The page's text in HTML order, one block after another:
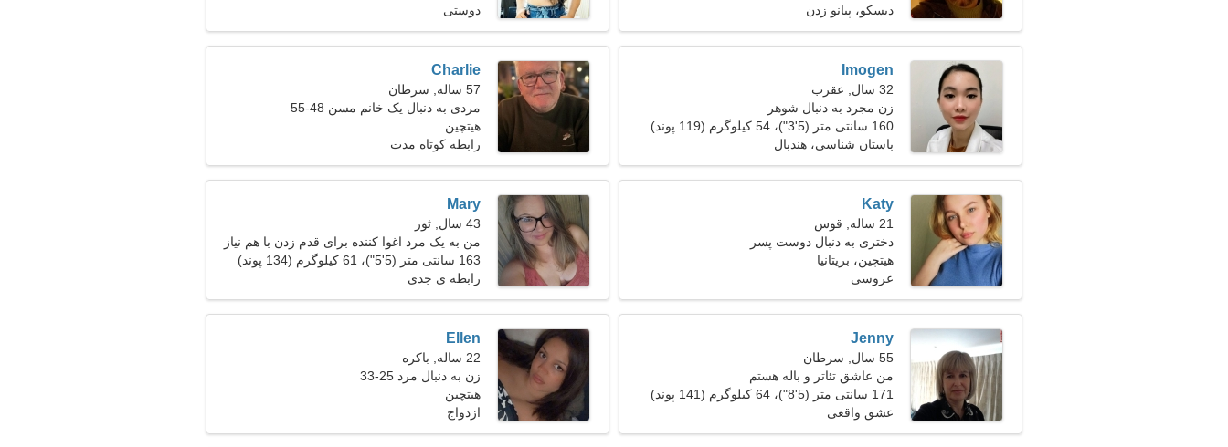
دیسکو، پیانو زدن
دوستی
Imogen
32 سال, عقرب
زن مجرد به دنبال شوهر
160 سانتی متر (5'3")، 54 کیلوگرم (119 پوند)
باستان شناسی، هندبال
Charlie
57 ساله, سرطان
مردی به دنبال یک خانم مسن 48-55
هیتچین
رابطه کوتاه مدت
Katy
21 ساله, قوس
دختری به دنبال دوست پسر
هیتچین، بریتانیا
عروسی
Mary
43 سال, ثور
من به یک مرد اغوا کننده برای قدم زدن با هم نیاز
دارم
163 سانتی متر (5'5")، 61 کیلوگرم (134 پوند)
رابطه ی جدی
Jenny
55 سال, سرطان
من عاشق تئاتر و باله هستم
171 سانتی متر (5'8")، 64 کیلوگرم (141 پوند)
عشق واقعی
Ellen
22 ساله, باکره
زن به دنبال مرد 25-33
هیتچین
ازدواج